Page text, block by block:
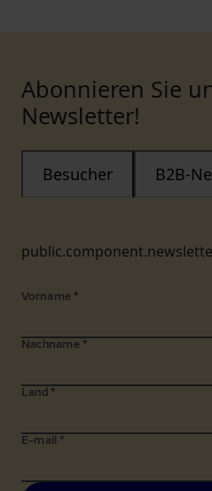
Abonnieren Sie
Newsletter!
Besucher B2B-
Vorname *
Nachname *
Land *
E-mail *